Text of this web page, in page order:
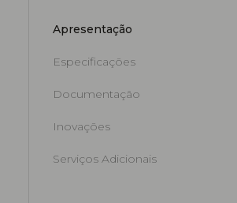
Apresentação
Especificações
Documentação
Inovações
Serviços Adicionais